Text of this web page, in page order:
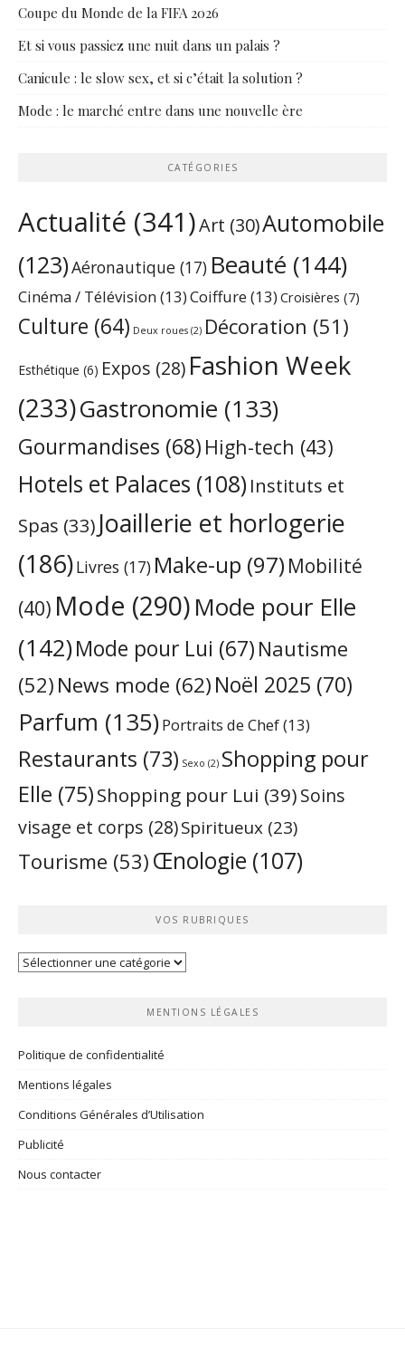
Coupe du Monde de la FIFA 2026
Et si vous passiez une nuit dans un palais ?
Canicule : le slow sex, et si c’était la solution ?
Mode : le marché entre dans une nouvelle ère
CATÉGORIES
Actualité (341)Art (30)Automobile
(123)Aéronautique (17) Beauté (144)
Cinéma / Télévision(13)Coiffure(13) Croisières (7)
Culture (64) Deux roues (2) Décoration (51)
Esthétique (6) Expos (28) Fashion Week
(233)Gastronomie (133)
Gourmandises (68) High-tech (43)
Hotels et Palaces (108) Instituts et
Spas (33) Joaillerie et horlogerie
(186)Livres (17) Make-up (97) Mobilité
(40) Mode (290)Mode pour Elle
(142)Mode pour Lui (67) Nautisme
(52) News mode (62)Noël 2025 (70)
Parfum (135)Portraits de Chef(13)
Restaurants (73) Sexo (2) Shopping pour
Elle (75)Shopping pour Lui (39)Soins
visage et corps (28)Spiritueux (23)
Tourisme (53) Œnologie (107)
VOS RUBRIQUES
Vos
MENTIONS LÉGALES
Politique de confidentialité
Mentions légales
Conditions Générales d’Utilisation
Publicité
Nous contacter